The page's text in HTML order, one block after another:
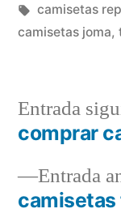
en
Etiquetas:
camisetas
camisetas joma,
deEntrada
Entrada
comprar